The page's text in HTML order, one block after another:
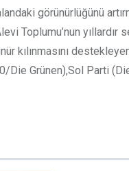
görünürlüğünü
Toplumu’nun
kılınmasını
Die Grünen),Sol Parti